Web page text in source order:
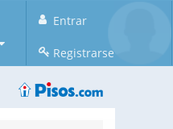
Entrar
Registrarse